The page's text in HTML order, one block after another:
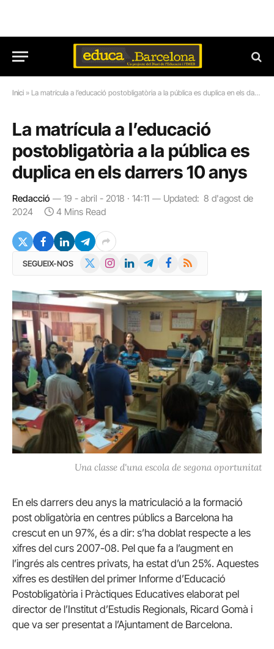
Inici » La matrícula a l’educació postobligatòria a la pública es duplica en els darrers 10 anys
La matrícula a l’educació
postobligatòria a la pública es
duplica en els darrers 10 anys
Redacció 19 - abril - 2018 · 14:11 Updated: 8 d'agost de
2024
4 Mins Read
SEGUEIX-NOS InstagramLinkedInTelegramFacebook
RSS
Una classe d'una escola de segona oportunitat
En els darrers deu anys la matriculació a la formació
post obligatòria en centres públics a Barcelona ha
crescut en un 97%, és a dir: s’ha doblat respecte a les
xifres del curs 2007-08. Pel que fa a l’augment en
l’ingrés als centres privats, ha estat d’un 25%. Aquestes
xifres es destil·len del primer Informe d’Educació
Postobligatòria i Pràctiques Educatives elaborat pel
director de l’Institut d’Estudis Regionals, Ricard Gomà i
que va ser presentat a l’Ajuntament de Barcelona.